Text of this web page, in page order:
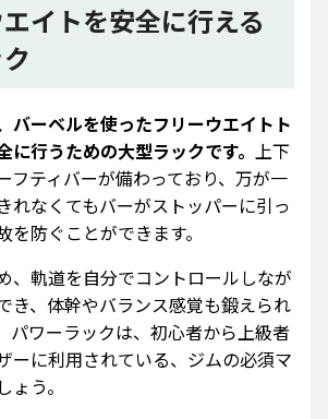
イトを安全に行える
バーベルを使ったフリーウエイトト
に行うための大型ラックです。 上下
フティバーが備わっており、万が一
れなくてもバーがストッパーに引っ
を防ぐことができます。
、軌道を自分でコントロールしなが
き、体幹やバランス感覚も鍛えられ
パワーラックは、初心者から上級者
ーに利用されている、ジムの必須マ
う。